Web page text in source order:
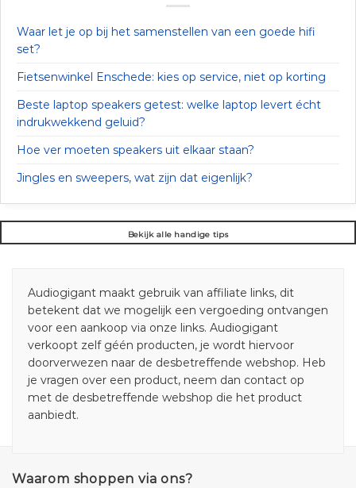
Waar let je op bij het samenstellen van een goede hifi
set?
Fietsenwinkel Enschede: kies op service, niet op korting
Beste laptop speakers getest: welke laptop levert écht
indrukwekkend geluid?
Hoe ver moeten speakers uit elkaar staan?
Jingles en sweepers, wat zijn dat eigenlijk?
Bekijk alle handige tips
Audiogigant maakt gebruik van affiliate links, dit
betekent dat we mogelijk een vergoeding ontvangen
voor een aankoop via onze links. Audiogigant
verkoopt zelf géén producten, je wordt hiervoor
doorverwezen naar de desbetreffende webshop. Heb
je vragen over een product, neem dan contact op
met de desbetreffende webshop die het product
aanbiedt.
Waarom shoppen via ons?